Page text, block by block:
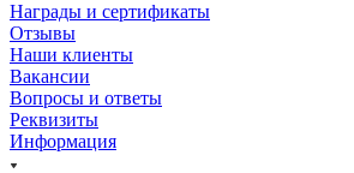
Награды и сертификаты
Отзывы
Наши клиенты
Вакансии
Вопросы и ответы
Реквизиты
Информация